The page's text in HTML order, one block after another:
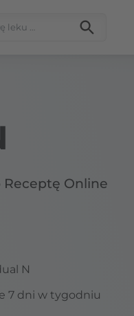
Receptę Online
N
7 dni w tygodniu